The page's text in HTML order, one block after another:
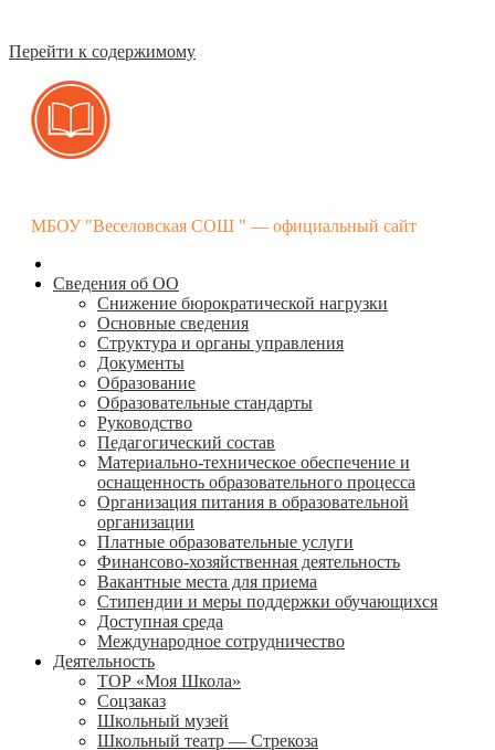
Перейти к содержимому
МБОУ "Веселовская СОШ " — официальный сайт
Сведения об ОО
Снижение бюрократической нагрузки
Основные сведения
Структура и органы управления
Документы
Образование
Образовательные стандарты
Руководство
Педагогический состав
Материально-техническое обеспечение и
оснащенность образовательного процесса
Организация питания в образовательной
организации
Платные образовательные услуги
Финансово-хозяйственная деятельность
Вакантные места для приема
Стипендии и меры поддержки обучающихся
Доступная среда
Международное сотрудничество
Деятельность
ТОР «Моя Школа»
Соцзаказ
Школьный музей
Школьный театр — Стрекоза